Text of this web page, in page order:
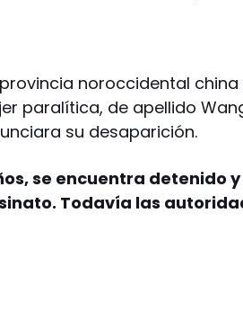
noroccidental
paralítica, de apellido
su desaparición.
se encuentra detenido
Todavía las